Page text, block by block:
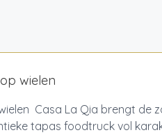
wielen
Casa La Qia brengt de
tapas foodtruck vol